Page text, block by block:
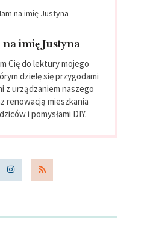
imię Justyna
Cię do lektury mojego
dzielę się przygodami
z urządzaniem naszego
renowacją mieszkania
i pomysłami DIY.